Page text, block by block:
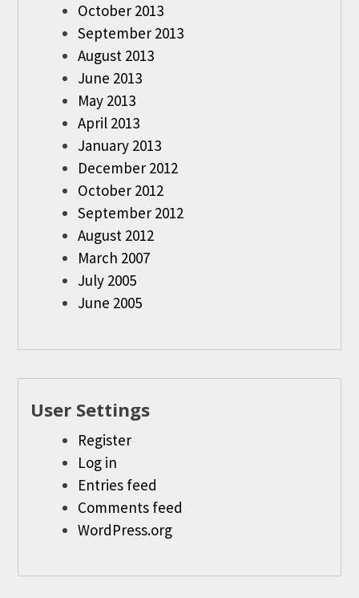
October 2013
September 2013
August 2013
June 2013
May 2013
April 2013
January 2013
December 2012
October 2012
September 2012
August 2012
March 2007
July 2005
June 2005
User Settings
Register
Log in
Entries feed
Comments feed
WordPress.org